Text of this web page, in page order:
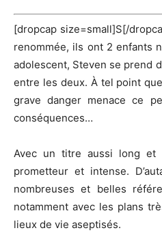
[dropcap size=small]S[/
renommée, ils ont 2 enfants
adolescent, Steven se prend
entre les deux. À tel point
grave danger menace ce
conséquences…
Avec un titre aussi long et
prometteur et intense.
nombreuses et belles
notamment avec les plans
lieux de vie aseptisés.